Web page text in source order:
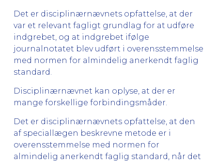
Det er disciplinærnævnets opfattelse, at der
var et relevant fagligt grundlag for at udføre
indgrebet, og at indgrebet ifølge
journalnotatet blev udført i overensstemmelse
med normen for almindelig anerkendt faglig
standard.
Disciplinærnævnet kan oplyse, at der er
mange forskellige forbindingsmåder.
Det er disciplinærnævnets opfattelse, at den
af speciallægen beskrevne metode er i
overensstemmelse med normen for
almindelig anerkendt faglig standard, når det